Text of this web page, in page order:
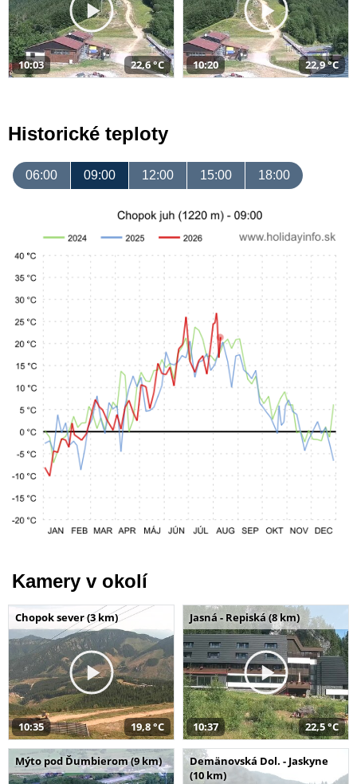
10:03 22,6 °C 10:20 22,9 °C
Historické teploty
06:00 09:00 12:00 15:00 18:00
Kamery v okolí
Chopok sever (3 km)
10:35 19,8 °C
Jasná - Repiská (8 km)
10:37 22,5 °C
Mýto pod Ďumbierom (9 km)
Demänovská Dol. - Jaskyne
(10 km)